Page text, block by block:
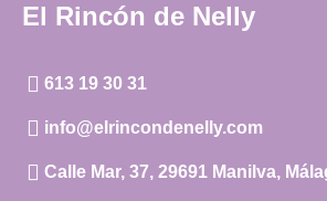
El Rincón de Nelly
613 19 30 31
info@elrincondenelly.com
Calle Mar, 37, 29691 Manilva,